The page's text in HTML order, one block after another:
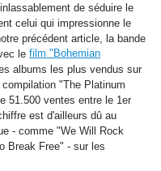
de séduire le
celui qui impressionne le
précédent article, la bande
le film "Bohemian
albums les plus vendus sur
"The Platinum
51.500 ventes entre le 1er
est d'ailleurs dû au
- comme "We Will Rock
Break Free" - sur les